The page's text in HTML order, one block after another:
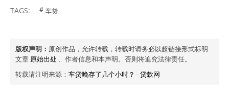
TAGS: 车贷
版权声明： 原创作品，允许转载，转载时请务必以超链接形式标明
文章 原始出处 、作者信息和本声明。否则将追究法律责任。
转载请注明来源： 车贷晚存了几个小时？ -贷款网